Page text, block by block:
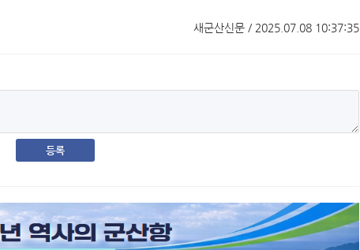
새군산신문 / 2025.07.08 10:37:35